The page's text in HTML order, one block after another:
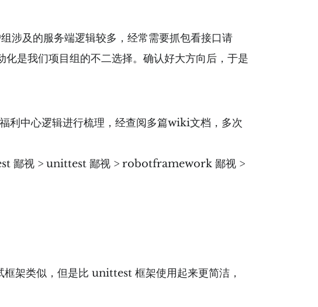
涉及的服务端逻辑较多，经常需要抓包看接口请
是我们项目组的不二选择。确认好大方向后，于是
利中心逻辑进行梳理，经查阅多篇wiki文档，多次
鄙视 > unittest 鄙视 > robotframework 鄙视 >
类似，但是比 unittest 框架使用起来更简洁，